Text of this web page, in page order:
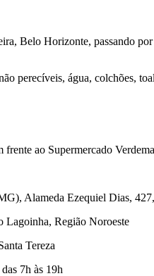
Belo Horizonte, passando
perecíveis, água, colchões,
ao Supermercado
Alameda Ezequiel Dias,
Lagoinha, Região Noroeste
Tereza
7h às 19h